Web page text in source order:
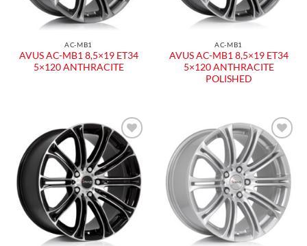
AC-MB1
AVUS AC-MB1 8,5×19 ET34
5×120 ANTHRACITE
AC-MB1
AVUS AC-MB1 8,5×19 ET34
5×120 ANTHRACITE
POLISHED
Aggiungi
alla lista
dei
desideri
Aggiungi
alla lista
dei
desideri